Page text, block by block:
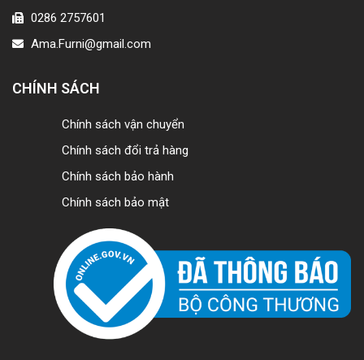
0286 2757601
Ama.Furni@gmail.com
CHÍNH SÁCH
Chính sách vận chuyển
Chính sách đổi trả hàng
Chính sách bảo hành
Chính sách bảo mật